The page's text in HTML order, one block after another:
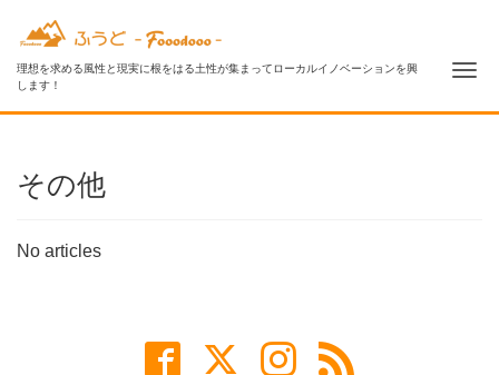
理想を求める風性と現実に根をはる土性が集まってローカルイノベーションを興
します！
その他
No articles